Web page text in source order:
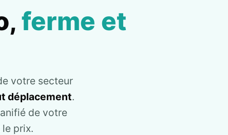
ferme et
votre secteur
déplacement.
de votre
prix.